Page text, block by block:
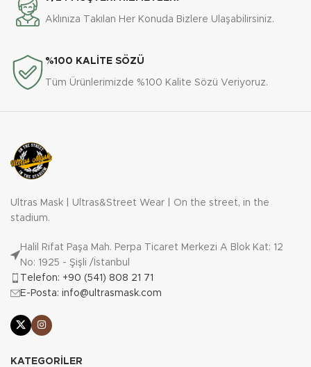
Aklınıza Takılan Her Konuda Bizlere Ulaşabilirsiniz.
%100 KALİTE SÖZÜ
Tüm Ürünlerimizde %100 Kalite Sözü Veriyoruz.
Ultras Mask | Ultras&Street Wear | On the street, in the
stadium.
Halil Rıfat Paşa Mah. Perpa Ticaret Merkezi A Blok Kat: 12
No: 1925 - Şişli /İstanbul
Telefon: +90 (541) 808 21 71
E-Posta: info@ultrasmask.com
KATEGORILER